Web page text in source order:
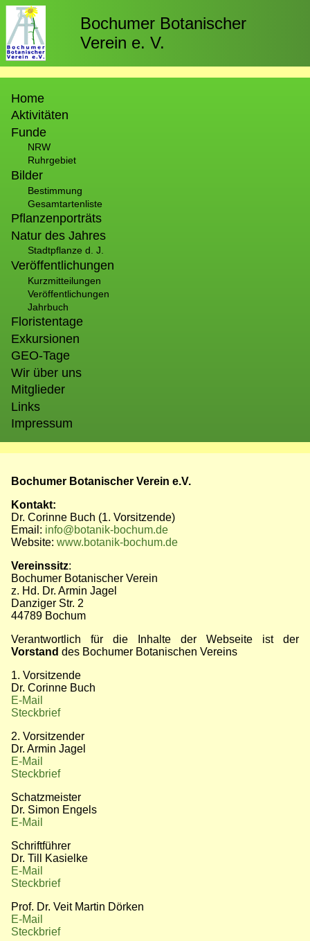
Direkt
zum
Inhalt
Bochumer Botanischer
Verein e. V.
Home
Aktivitäten
Funde
NRW
Ruhrgebiet
Bilder
Bestimmung
Gesamtartenliste
Pflanzenporträts
Natur des Jahres
Stadtpflanze d. J.
Veröffentlichungen
Kurzmitteilungen
Veröffentlichungen
Jahrbuch
Floristentage
Exkursionen
GEO-Tage
Wir über uns
Mitglieder
Links
Impressum
Bochumer Botanischer Verein e.V.
Kontakt:
Dr. Corinne Buch (1. Vorsitzende)
Email: info@botanik-bochum.de
Website: www.botanik-bochum.de
Vereinssitz:
Bochumer Botanischer Verein
z. Hd. Dr. Armin Jagel
Danziger Str. 2
44789 Bochum
Verantwortlich für die Inhalte der Webseite ist der
Vorstand des Bochumer Botanischen Vereins
1. Vorsitzende
Dr. Corinne Buch
E-Mail
Steckbrief
2. Vorsitzender
Dr. Armin Jagel
E-Mail
Steckbrief
Schatzmeister
Dr. Simon Engels
E-Mail
Schriftführer
Dr. Till Kasielke
E-Mail
Steckbrief
Prof. Dr. Veit Martin Dörken
E-Mail
Steckbrief